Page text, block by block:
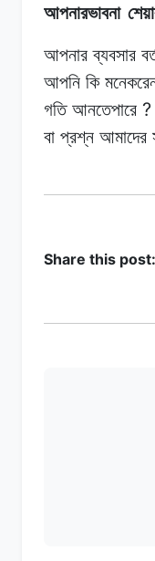
আপনারভাবনা
আপনার ব্যবসার
আপনি কি
গতি আনতেপারে ?
বা প্রশ্ন আমাদের
Share this post: